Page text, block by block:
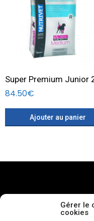
Gérer le
cookies
84.50€
Ajouter au panier